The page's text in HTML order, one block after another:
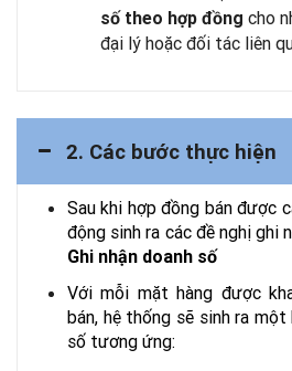
số theo hợp đồng cho
đại lý hoặc đối tác liên
2. Các bước thực hiện
Sau khi hợp đồng bán được
động sinh ra các đề nghị ghi
Ghi nhận doanh số
Với mỗi mặt hàng được
bán, hệ thống sẽ sinh ra
số tương ứng: